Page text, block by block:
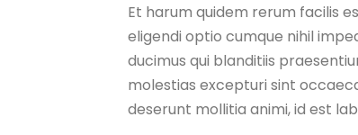
Et harum quidem rerum facilis
eligendi optio cumque nihil
ducimus qui blanditiis
molestias excepturi sint
deserunt mollitia animi, id est